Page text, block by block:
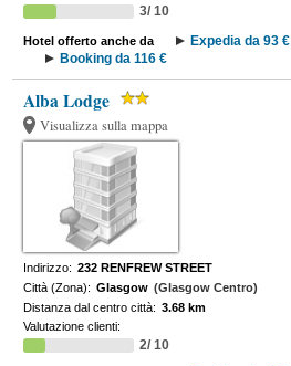
3/ 10
Hotel offerto anche da Expedia da 93 €
Booking da 116 €
Alba Lodge
Visualizza sulla mappa
Indirizzo: 232 RENFREW STREET
Città (Zona): Glasgow (Glasgow Centro)
Distanza dal centro città: 3.68 km
Valutazione clienti:
2/ 10